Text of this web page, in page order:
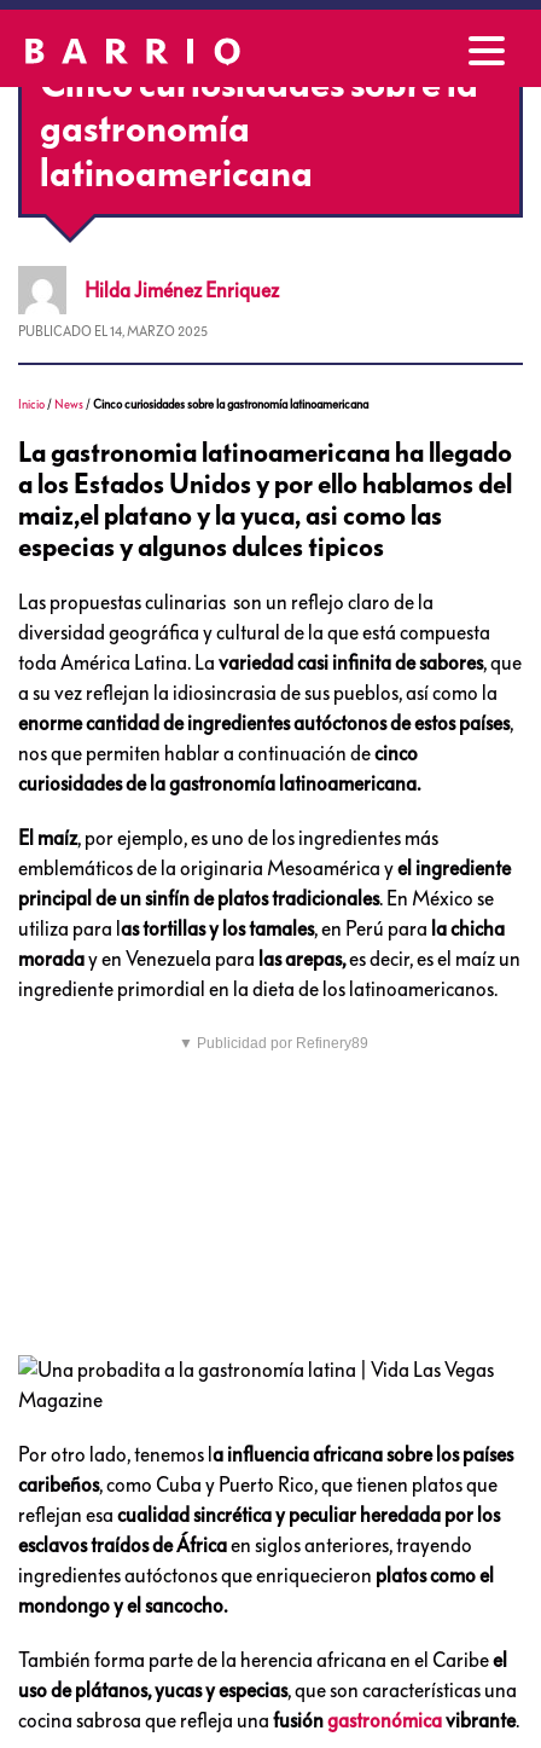
Cinco curiosidades sobre la
gastronomía
latinoamericana
HildaJiménez Enriquez
PUBLICADO EL 14, MARZO 2025
Inicio / News /Cinco curiosidades sobre la gastronomía latinoamericana
La gastronomia latinoamericana ha llegado
a los Estados Unidos y por ello hablamos del
maiz,el platano y la yuca, asi como las
especias y algunos dulces tipicos
Las propuestas culinarias son un reflejo claro de la
diversidad geográfica y cultural de la que está compuesta
toda América Latina. La variedad casi infinita de sabores, que
a su vez reflejan la idiosincrasia de sus pueblos, así como la
enorme cantidad de ingredientes autóctonos de estos países,
nos que permiten hablar a continuación decinco
curiosidades de la gastronomía latinoamericana.
El maíz, por ejemplo, es uno de los ingredientes más
emblemáticos de la originaria Mesoamérica yel ingrediente
principal de un sinfín de platos tradicionales. En México se
utiliza para l as tortillas y los tamales, en Perú para la chicha
moraday en Venezuela para las arepas,es decir, es el maíz un
ingrediente primordial en la dieta de los latinoamericanos.
▼ Publicidad por Refinery89
Por otro lado, tenemos l a influencia africana sobre los países
caribeños, como Cuba y Puerto Rico, que tienen platos que
reflejan esa cualidad sincrética y peculiar heredada por los
esclavos traídos de Áfricaen siglos anteriores, trayendo
ingredientes autóctonos que enriquecieron platos como el
mondongo y el sancocho.
También forma parte de la herencia africana en el Caribeel
uso de plátanos, yucas y especias, que son características una
cocina sabrosa que refleja una fusióngastronómicavibrante.